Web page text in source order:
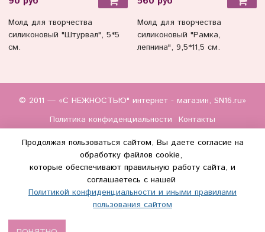
Молд для творчества
силиконовый "Штурвал", 5*5
см.
Молд для творчества
силиконовый "Рамка,
лепнина", 9,5*11,5 см.
© 2011 — «С НЕЖНОСТЬЮ" интернет - магазин, SN16.ru»
Политика конфиденциальности
Контакты
(WhatsApp и Макс) +7 (917) 895-85-60
Продолжая пользоваться сайтом, Вы даете согласие на
обработку файлов cookie,
которые обеспечивают правильную работу сайта, и
соглашаетесь с нашей
Политикой конфиденциальности и иными правилами
пользования сайтом